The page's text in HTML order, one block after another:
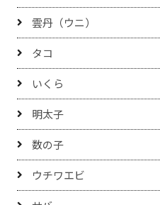
雲丹（ウニ）
タコ
いくら
明太子
数の子
ウチワエビ